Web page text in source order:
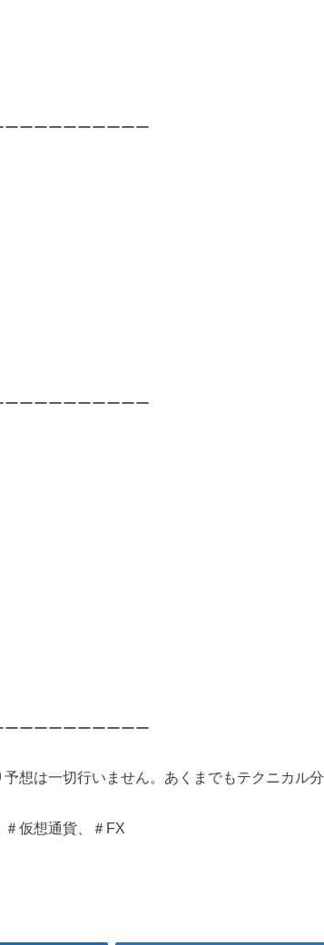
ーーーーーーーーー
ーーーーーーーーー
ーーーーーーーーー
想は一切行いません。あくまでもテクニカル分
仮想通貨、＃FX